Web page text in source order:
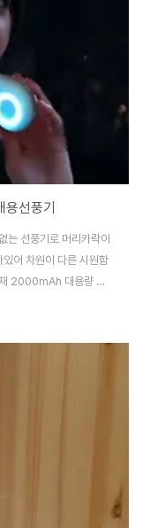
용선풍기 : 만화의추억
활용품 / IT / 캠핑용품
선풍기
는 선풍기로 머리카락이
어 차원이 다른 시원함
2000mAh 대용량 배
줄이고 에너지 효율
지 UP시켜줍니다. (버
비전력: 5W / 캠핑선풍
모터 / 3단풍속 /
/ [부가] LED라이